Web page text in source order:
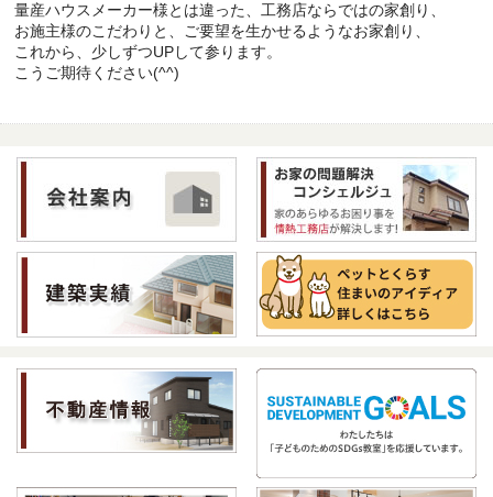
量産ハウスメーカー様とは違った、工務店ならではの家創り、
お施主様のこだわりと、ご要望を生かせるようなお家創り、
これから、少しずつUPして参ります。
こうご期待ください(^^)